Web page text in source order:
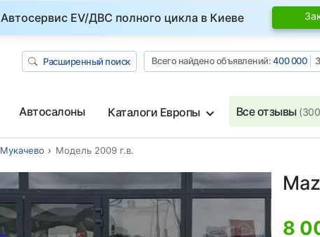
Автосервис EV/ДВС полного цикла в Киеве
Расширенный поиск Всего найдено объявлений:400 000
Автосалоны Каталоги Европы Все отзывы
Мукачево Модель 2009 г.в.
8